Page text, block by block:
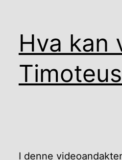
Hva kan
I denne